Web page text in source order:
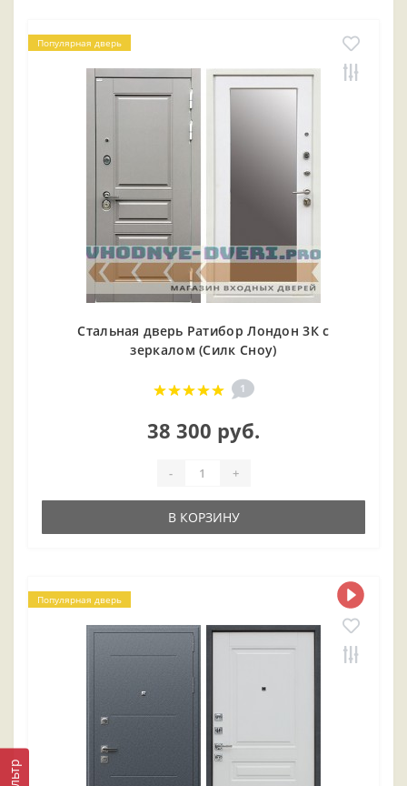
Популярная дверь
Стальная дверь Ратибор Лондон 3К с
зеркалом (Силк Сноу)
1
38 300 руб.
- +
В КОРЗИНУ
Популярная дверь